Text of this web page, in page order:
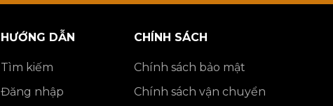
HƯỚNG DẪN
Tìm kiếm
Đăng nhập
CHÍNH SÁCH
Chính sách bảo mật
Chính sách vận chuyển